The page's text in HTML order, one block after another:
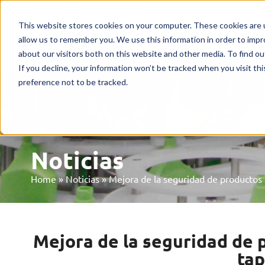
This website stores cookies on your computer. These cookies
allow us to remember you. We use this information in order to
about our visitors both on this website and other media. To find
If you decline, your information won’t be tracked when you visit
preference not to be tracked.
Inicio Máquinas
Noticias
Home»Noticias»Mejora de la seguridad de
Mejora de la seguridad de